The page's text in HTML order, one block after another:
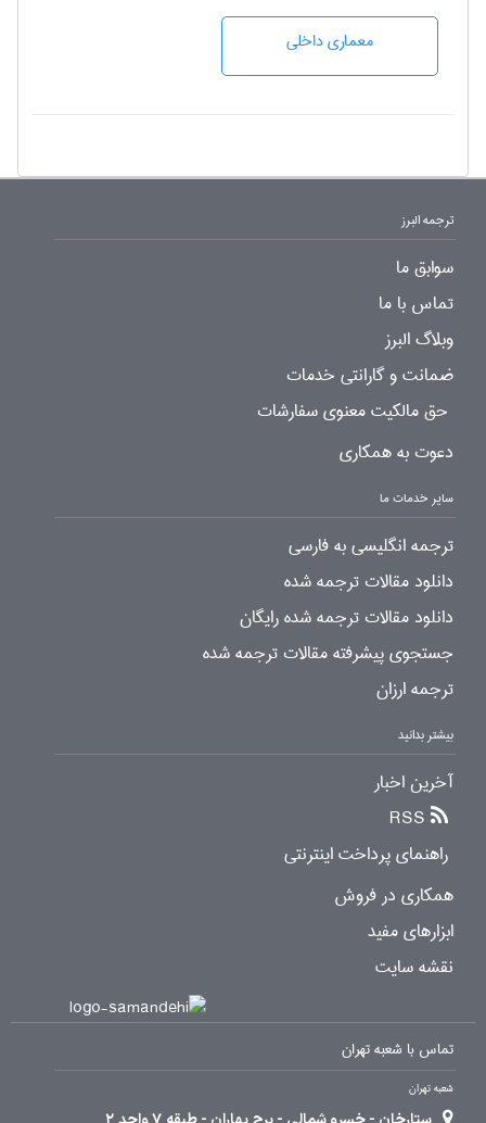
معماری داخلی
ترجمه البرز
سوابق ما
تماس با ما
وبلاگ البرز
ضمانت و گارانتی خدمات
حق مالکیت معنوی سفارشات
دعوت به همکاری
سایر خدمات ما
ترجمه انگلیسی به فارسی
دانلود مقالات ترجمه شده
دانلود مقالات ترجمه شده رایگان
جستجوی پیشرفته مقالات ترجمه شده
ترجمه ارزان
بیشتر بدانید
آخرین اخبار
RSS
راهنمای پرداخت اینترنتی
همکاری در فروش
ابزارهای مفید
نقشه سایت
تماس با شعبه تهران
شعبه تهران